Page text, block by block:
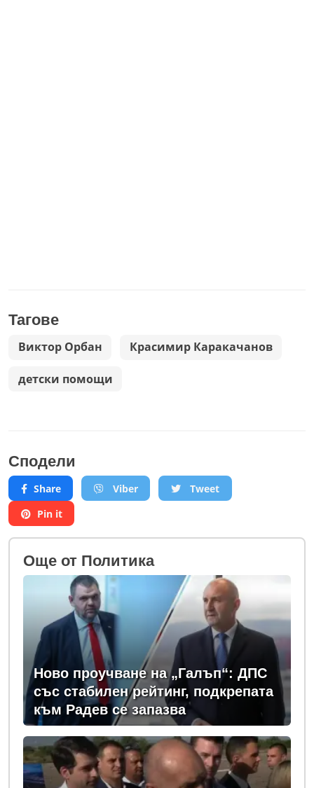
Тагове
Виктор Орбан Красимир Каракачанов
детски помощи
Сподели
Share Viber
Tweet
Pin it
Oще от Политика
Ново проучване на „Галъп“: ДПС
със стабилен рейтинг, подкрепата
към Радев се запазва